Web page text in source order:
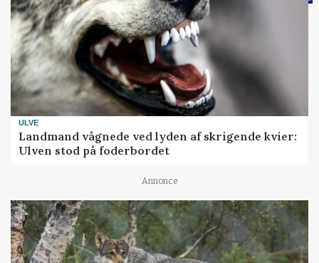
ULVE
Landmand vågnede ved lyden af skrigende kvier:
Ulven stod på foderbordet
Annonce